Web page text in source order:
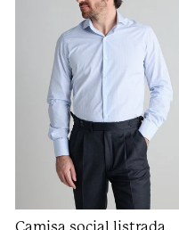
Camisa social listrada